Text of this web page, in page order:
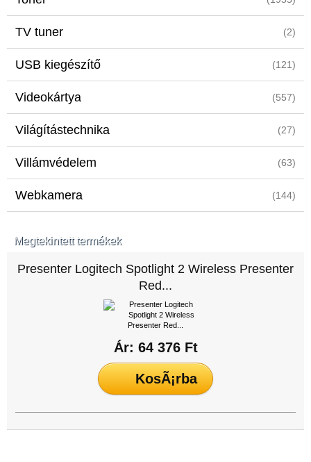
TV tuner (2)
USB kiegészítő (121)
Videokártya (557)
Világítástechnika (27)
Villámvédelem (63)
Webkamera (144)
Megtekintett termékek
Presenter Logitech Spotlight 2 Wireless Presenter
Red...
Ár: 64 376 Ft